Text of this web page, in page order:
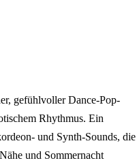
gefühlvoller Dance-Pop-
Rhythmus. Ein
und Synth-Sounds, die
und Sommernacht